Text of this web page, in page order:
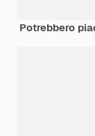
Potrebbero